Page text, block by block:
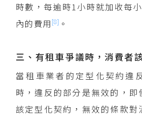
時數，每逾時1小時就加收每
內的費用 [8] 。
三、有租車爭議時，消費者
當租車業者的定型化契約違
時，違反的部分是無效的，即
該定型化契約，無效的條款對